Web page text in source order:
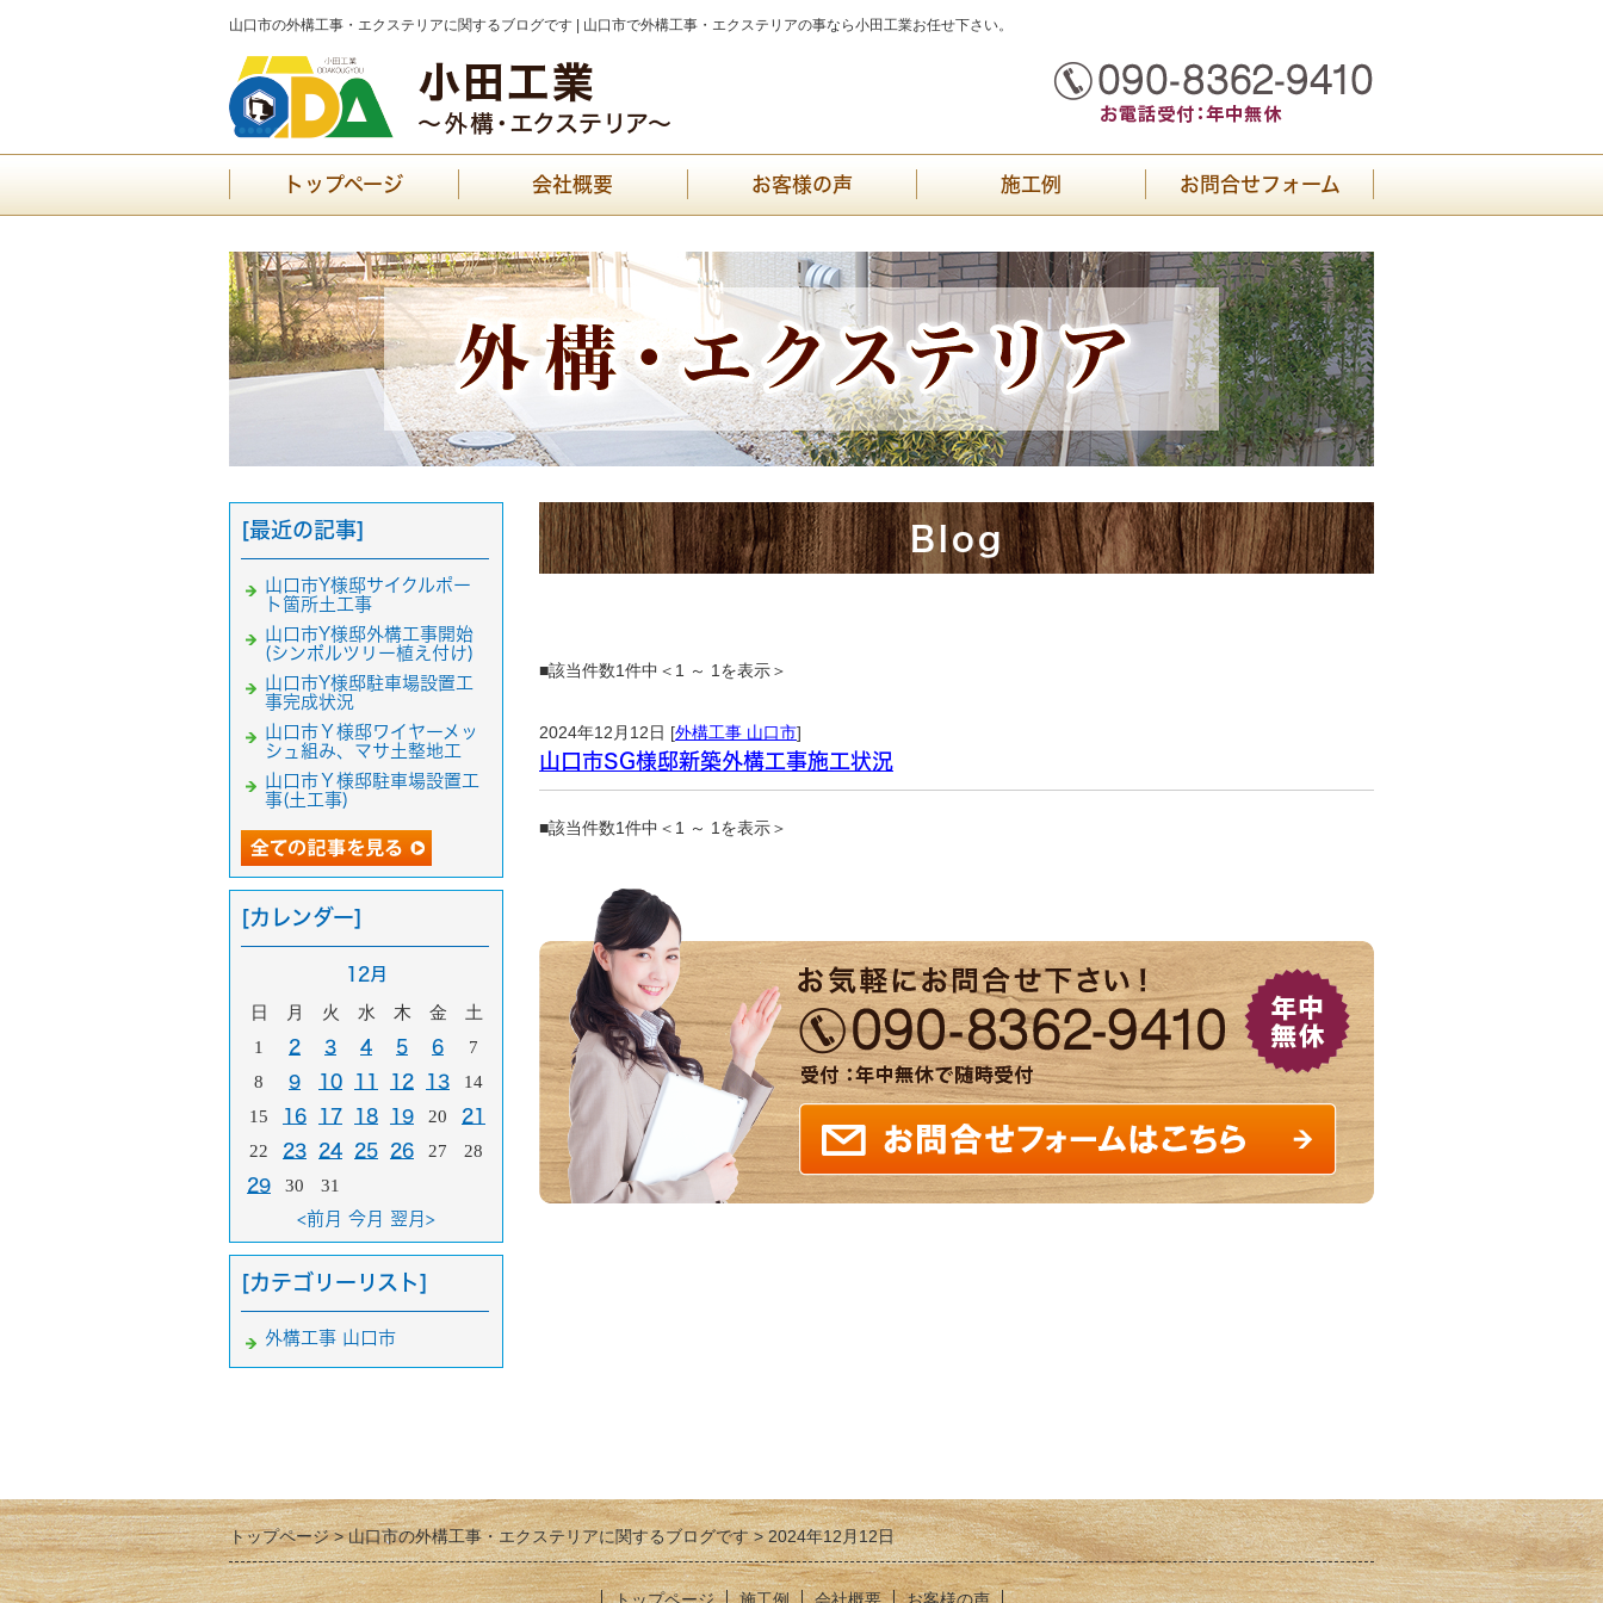
山口市の外構工事・エクステリアに関するブログです | 山口市で外構工事・エクステリアの事なら小田工業お任せ下さい。
トップページ 会社概要 お客様の声 施工例 お問合せフォーム
Blog
■該当件数1件中＜1 ～ 1を表示＞
2024年12月12日 [外構工事 山口市]
山口市SG様邸新築外構工事施工状況
■該当件数1件中＜1 ～ 1を表示＞
[最近の記事]
山口市Y様邸サイクルポー
ト箇所土工事
山口市Y様邸外構工事開始
(シンボルツリー植え付け)
山口市Y様邸駐車場設置工
事完成状況
山口市Ｙ様邸ワイヤーメッ
シュ組み、マサ土整地工
山口市Ｙ様邸駐車場設置工
事(土工事)
[カレンダー]
12月
日 月 火 水 木 金
土
1
2 3 4 5 6
7
8
9 10 11 12 13
14
15
16 17 18 19 20 21
22 23 24 25 26 27 28
29 30 31
<前月 今月 翌月>
[カテゴリーリスト]
外構工事 山口市
トップページ 山口市の外構工事・エクステリアに関するブログです 2024年12月12日